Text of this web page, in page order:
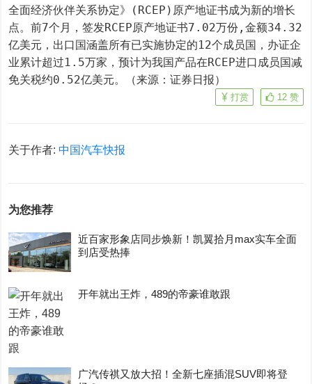
全面经济伙伴关系协定》(RCEP)原产地证书成为新的增长
点。前7个月，签发RCEP原产地证书7.02万份,金额34.32
亿美元，出口国涵盖所有已实施协定的12个成员国，办证企
业累计超过1.5万家，预计为我国产品在RCEP进口成员国减
免关税约0.52亿美元。（来源：证券日报）
12 赞
打赏
关于作者:中国汽车快报
为您推荐
近百家形象店同步焕新！凯翼拾月max实车全面
到店受热捧
开年就出王炸，489的帝豪谁敢跟
广汽传祺又放大招！全新七座插混SUV即将登